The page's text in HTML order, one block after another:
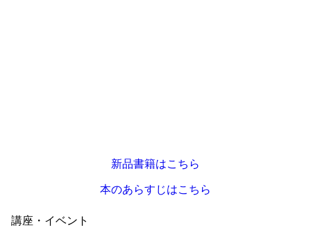
新品書籍はこちら
本のあらすじはこちら
講座・イベント